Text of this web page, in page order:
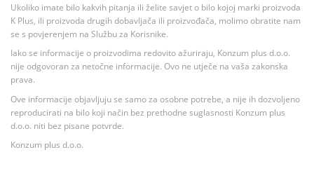
Ukoliko imate bilo kakvih pitanja ili želite savjet o bilo kojoj marki proizvoda
K Plus, ili proizvoda drugih dobavljača ili proizvođača, molimo obratite nam
se s povjerenjem na Službu za Korisnike.
Iako se informacije o proizvodima redovito ažuriraju, Konzum plus d.o.o.
nije odgovoran za netočne informacije. Ovo ne utječe na vaša zakonska
prava.
Ove informacije objavljuju se samo za osobne potrebe, a nije ih dozvoljeno
reproducirati na bilo koji način bez prethodne suglasnosti Konzum plus
d.o.o. niti bez pisane potvrde.
Konzum plus d.o.o.